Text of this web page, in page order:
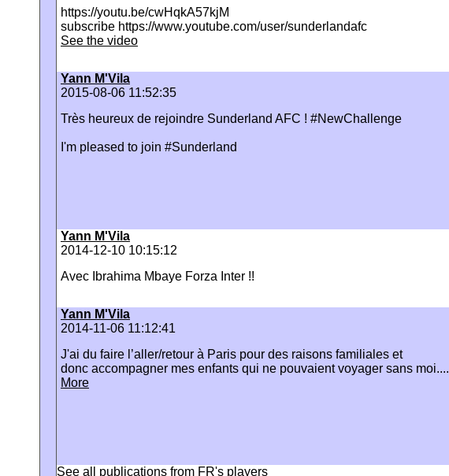
https://youtu.be/cwHqkA57kjM
subscribe https://www.youtube.com/user/sunderlandafc
See the video
Yann M'Vila
2015-08-06 11:52:35
Très heureux de rejoindre Sunderland AFC ! #NewChallenge
I'm pleased to join #Sunderland
Yann M'Vila
2014-12-10 10:15:12
Avec Ibrahima Mbaye Forza Inter !!
Yann M'Vila
2014-11-06 11:12:41
J'ai du faire l’aller/retour à Paris pour des raisons familiales et
donc accompagner mes enfants qui ne pouvaient voyager sans moi....
More
See all publications from FR's players